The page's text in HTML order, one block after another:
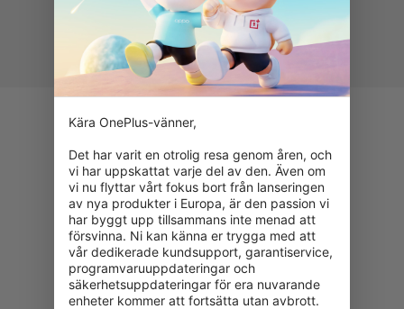
för beställningar över
15 dagars öppet köp
Fri frakt för enheter som
returneras
100 % säker betalning
med pålitlig returpolicy
Kära OnePlus-vänner,
Det har varit en otrolig resa genom åren, och
vi har uppskattat varje del av den. Även om
vi nu flyttar vårt fokus bort från lanseringen
av nya produkter i Europa, är den passion vi
har byggt upp tillsammans inte menad att
försvinna. Ni kan känna er trygga med att
vår dedikerade kundsupport, garantiservice,
programvaruuppdateringar och
säkerhetsuppdateringar för era nuvarande
enheter kommer att fortsätta utan avbrott.